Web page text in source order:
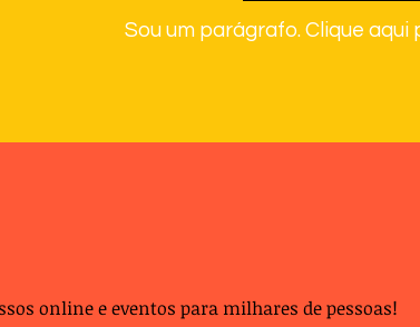
Sou um parágrafo. Clique
online e eventos para milhares de pessoas!